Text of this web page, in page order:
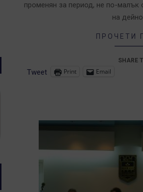
променян за период, не по-малък
на
ПРОЧЕТИ
SHARE
Tweet Print Email